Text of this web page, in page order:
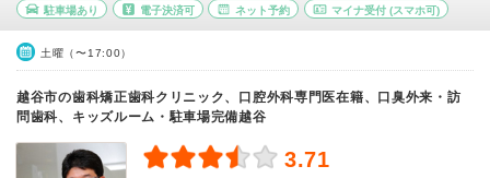
駐車場あり 電子決済可 ネット予約 マイナ受付 (スマホ可)
土曜（〜17:00）
越谷市の歯科矯正歯科クリニック、口腔外科専門医在籍、口臭外来・訪
問歯科、キッズルーム・駐車場完備越谷
3.71